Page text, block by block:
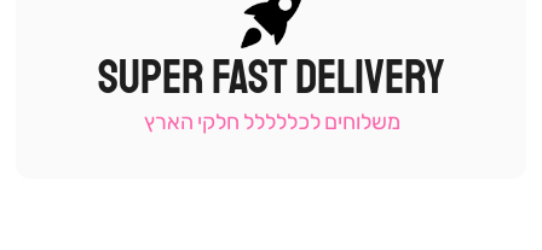
|
תומכי
-
SUPER FAST DELIVERY
משלוחים לכללללל חלקי הארץ